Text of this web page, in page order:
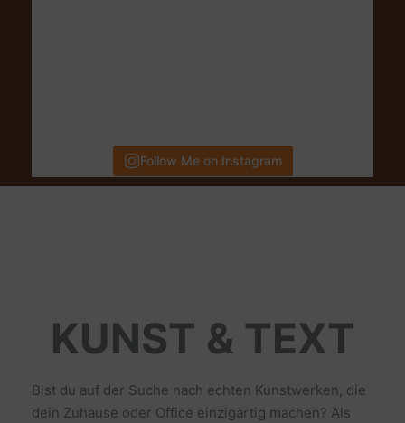
Follow Me on Instagram
KUNST & TEXT
Bist du auf der Suche nach echten Kunstwerken, die
dein Zuhause oder Office einzigartig machen? Als